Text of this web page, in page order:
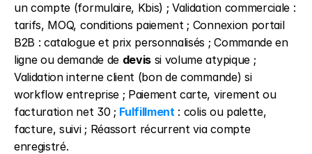
un compte (formulaire, Kbis) ; Validation commerciale :
tarifs, MOQ, conditions paiement ; Connexion portail
B2B : catalogue et prix personnalisés ; Commande en
ligne ou demande de devis si volume atypique ;
Validation interne client (bon de commande) si
workflow entreprise ; Paiement carte, virement ou
facturation net 30 ; Fulfillment : colis ou palette,
facture, suivi ; Réassort récurrent via compte
enregistré.